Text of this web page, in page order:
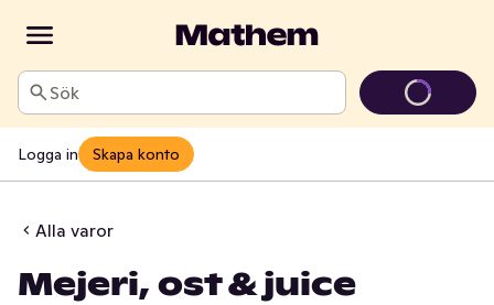
Sök
Logga in Skapa konto
Alla varor
Mejeri, ost & juice